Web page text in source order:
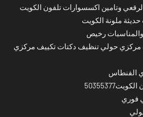
وتامين اكسسوارات تلفون الكويت
ملونة الكويت
والمناسبات رخيص
مركزي حولي تنظيف دكتات تكييف مركزي
الفنطاس
فوري